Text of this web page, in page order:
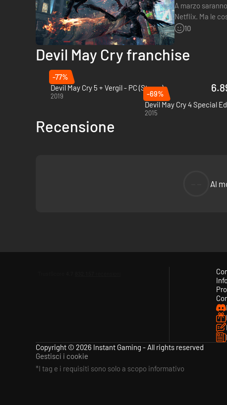
A marzo
Netflix. Ma le
lavorazione…
10
Devil May Cry franchise
-77%
Devil May Cry 5 + Vergil - PC (Steam)
2019
-69%
Devil May Cry 4 Special
2015
Recensione
Al
Copyright © 2026 Instant Gaming - All rights reserved
Gestisci i cookie
*I tag e i requisiti sono solo a scopo informativo